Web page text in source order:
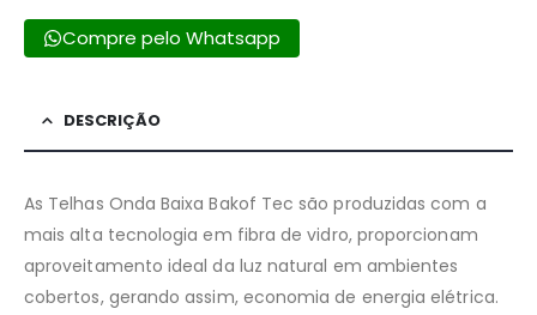
Compre pelo Whatsapp
DESCRIÇÃO
As Telhas Onda Baixa Bakof Tec são produzidas com a
mais alta tecnologia em fibra de vidro, proporcionam
aproveitamento ideal da luz natural em ambientes
cobertos, gerando assim, economia de energia elétrica.